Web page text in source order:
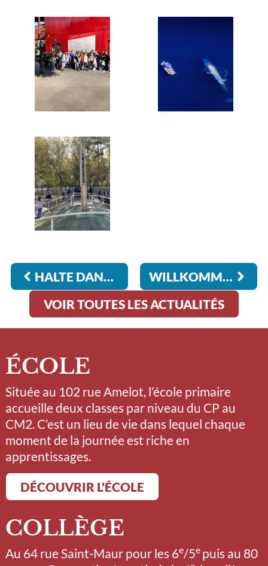
HALTE DANS LES ALPES !
WILLKOMMEN IN PARIS ! 2025
VOIR TOUTES LES ACTUALITÉS
ÉCOLE
Située au 102 rue Amelot, l’école primaire
accueille deux classes par niveau du CP au
CM2. C’est un lieu de vie dans lequel chaque
moment de la journée est riche en
apprentissages.
DÉCOUVRIR L'ÉCOLE
COLLÈGE
Au 64 rue Saint-Maur pour les 6e/5e puis au 80